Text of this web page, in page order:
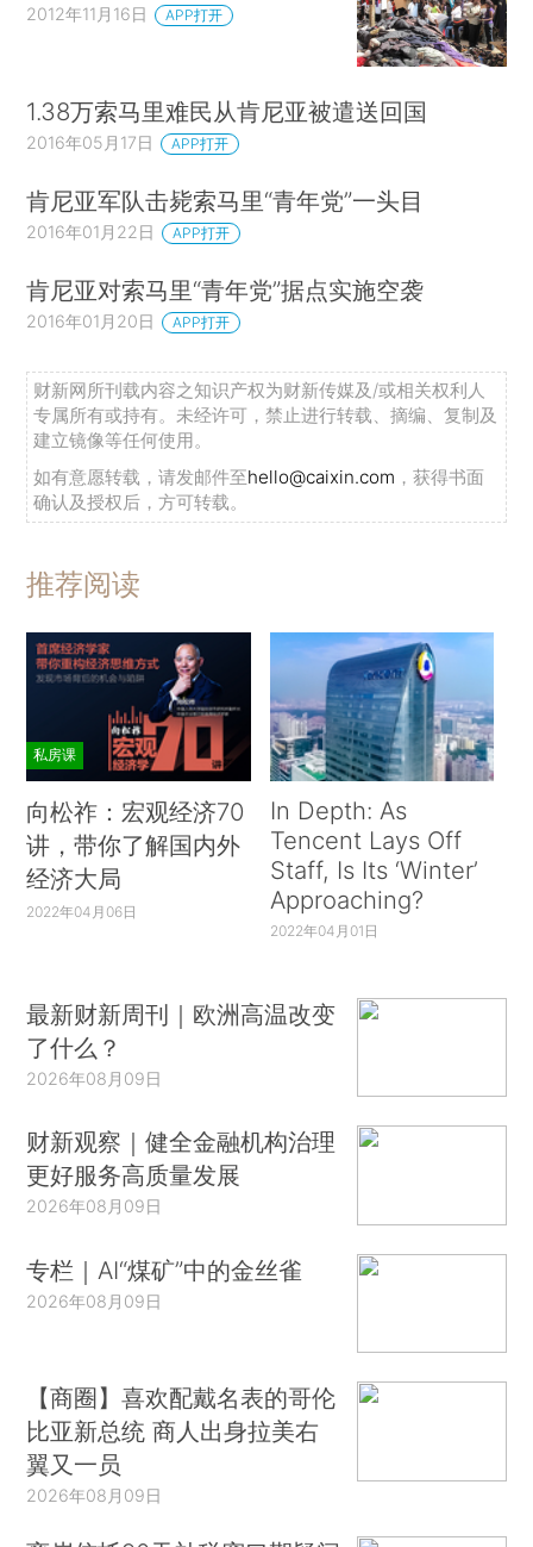
2012年11月16日 APP打开
1.38万索马里难民从肯尼亚被遣送回国
2016年05月17日 APP打开
肯尼亚军队击毙索马里“青年党”一头目
2016年01月22日 APP打开
肯尼亚对索马里“青年党”据点实施空袭
2016年01月20日 APP打开
财新网所刊载内容之知识产权为财新传媒及/或相关权利人
专属所有或持有。未经许可，禁止进行转载、摘编、复制及
建立镜像等任何使用。
如有意愿转载，请发邮件至hello@caixin.com ，获得书面
确认及授权后，方可转载。
推荐阅读
私房课
向松祚：宏观经济70
讲，带你了解国内外
经济大局
2022年04月06日
In Depth: As
Tencent Lays Off
Staff, Is Its ‘Winter’
Approaching?
2022年04月01日
最新财新周刊｜欧洲高温改变
了什么？
2026年08月09日
财新观察｜健全金融机构治理
更好服务高质量发展
2026年08月09日
专栏｜AI“煤矿”中的金丝雀
2026年08月09日
【商圈】喜欢配戴名表的哥伦
比亚新总统 商人出身拉美右
翼又一员
2026年08月09日